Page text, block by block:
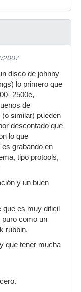
2007
disco de johnny
lo primero que
2500e,
de
(o similar) pueden
descontado que
lo que
grabando en
tipo protools,
y un buen
que es muy dificil
puro como un
rubbin.
que tener mucha